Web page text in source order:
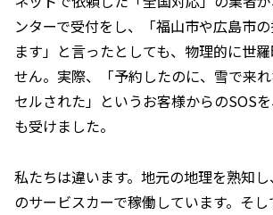
ンターで受付をし、「福山市や広島市
ます」と言ったとしても、物理的に世
せん。実際、「予約したのに、雪で来
セルされた」というお客様からのSOS
も受けました。
私たちは違います。地元の地理を熟知
のサービスカーで稼働しています。そし